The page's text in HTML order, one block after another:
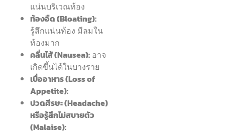
แน่นบริเวณท้อง
ท้องอืด (Bloating):
รู้สึกแน่นท้อง มีลมใน
ท้องมาก
คลื่นไส้ (Nausea): อาจ
เกิดขึ้นได้ในบางราย
เบื่ออาหาร (Loss of
Appetite):
ปวดศีรษะ (Headache)
หรือรู้สึกไม่สบายตัว
(Malaise):